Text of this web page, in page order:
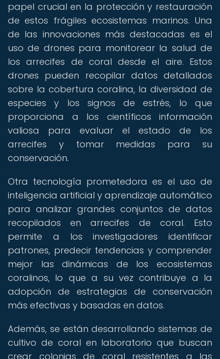
papel crucial en la protección y restauración
de estos frágiles ecosistemas marinos. Una
de las innovaciones más destacadas es el
uso de drones para monitorear la salud de
los arrecifes de coral desde el aire. Estos
drones pueden recopilar datos detallados
sobre la cobertura coralina, la diversidad de
especies y los signos de estrés, lo que
proporciona a los científicos información
valiosa para evaluar el estado de los
arrecifes y tomar medidas para su
conservación.
Otra tecnología prometedora es el uso de
inteligencia artificial y aprendizaje automático
para analizar grandes conjuntos de datos
recopilados en arrecifes de coral. Esto
permite a los investigadores identificar
patrones, predecir tendencias y comprender
mejor las dinámicas de los ecosistemas
coralinos, lo que a su vez contribuye a la
adopción de estrategias de conservación
más efectivas y basadas en datos.
Además, se están desarrollando sistemas de
cultivo de coral en laboratorio que buscan
crear colonias de coral resistentes a las